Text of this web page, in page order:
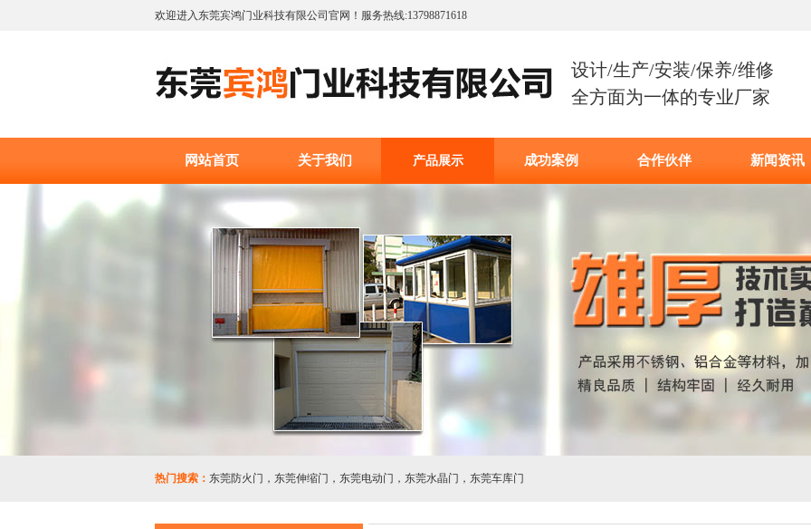
欢迎进入东莞宾鸿门业科技有限公司官网！服务热线:13798871618
设计/生产/安装/保养/维修
全方面为一体的专业厂家
网站首页 关于我们 产品展示 成功案例 合作伙伴 新闻资讯
热门搜索： 东莞防火门 ， 东莞伸缩门 ， 东莞电动门 ， 东莞水晶门 ， 东莞车库门